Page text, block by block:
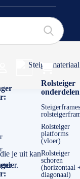
Steigermateriaal
Rolsteiger
Rolsteiger
platforms
(vloer)
Rolsteiger
schoren
(horizontaal
diagonaal)
je uit kan